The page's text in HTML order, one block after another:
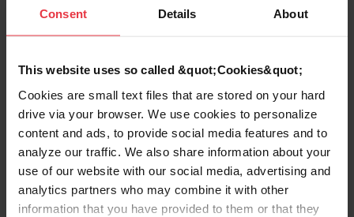
Consent Details About
This website uses so called &quot;Cookies&quot;
Cookies are small text files that are stored on your hard
drive via your browser. We use cookies to personalize
content and ads, to provide social media features and to
analyze our traffic. We also share information about your
use of our website with our social media, advertising and
analytics partners who may combine it with other
information that you have provided to them or that they
Información de Producto
Aspecto
EAN/UPC 7612985658690
Categoría de campana